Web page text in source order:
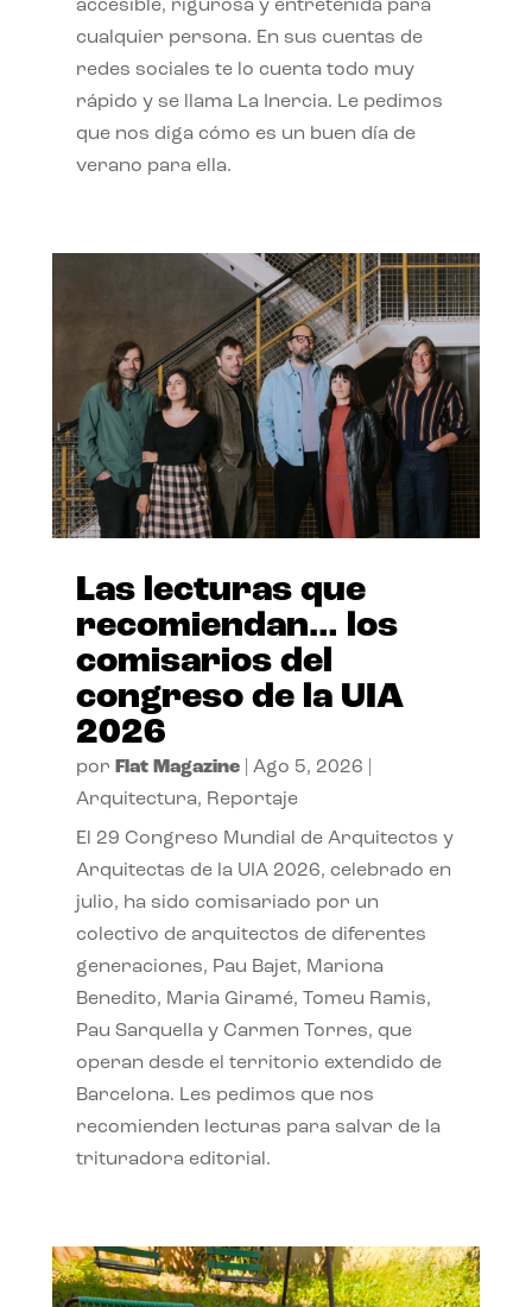
accesible, rigurosa y entretenida para
cualquier persona. En sus cuentas de
redes sociales te lo cuenta todo muy
rápido y se llama La Inercia. Le pedimos
que nos diga cómo es un buen día de
verano para ella.
Las lecturas que
recomiendan… los
comisarios del
congreso de la UIA
2026
por Flat Magazine| Ago 5, 2026
Arquitectura, Reportaje
El 29 Congreso Mundial de Arquitectos y
Arquitectas de la UIA 2026, celebrado en
julio, ha sido comisariado por un
colectivo de arquitectos de diferentes
generaciones, Pau Bajet, Mariona
Benedito, Maria Giramé, Tomeu Ramis,
Pau Sarquella y Carmen Torres, que
operan desde el territorio extendido de
Barcelona. Les pedimos que nos
recomienden lecturas para salvar de la
trituradora editorial.